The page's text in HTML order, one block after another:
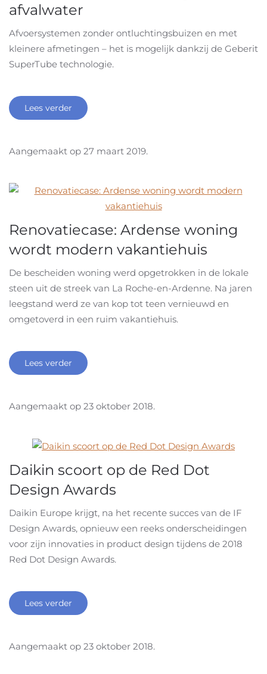
afvalwater
Afvoersystemen zonder ontluchtingsbuizen en met
kleinere afmetingen – het is mogelijk dankzij de Geberit
SuperTube technologie.
Lees verder
Aangemaakt op 27 maart 2019.
Renovatiecase: Ardense woning
wordt modern vakantiehuis
De bescheiden woning werd opgetrokken in de lokale
steen uit de streek van La Roche-en-Ardenne. Na jaren
leegstand werd ze van kop tot teen vernieuwd en
omgetoverd in een ruim vakantiehuis.
Lees verder
Aangemaakt op 23 oktober 2018.
Daikin scoort op de Red Dot
Design Awards
Daikin Europe krijgt, na het recente succes van de IF
Design Awards, opnieuw een reeks onderscheidingen
voor zijn innovaties in product design tijdens de 2018
Red Dot Design Awards.
Lees verder
Aangemaakt op 23 oktober 2018.